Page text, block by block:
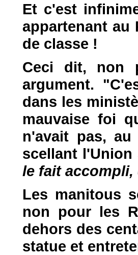
Et c'est
appartenant au
de classe !
Ceci dit, non
argument.
dans les
mauvaise foi
n'avait pas,
scellant l'Union
le fait
Les manitous
non pour les
dehors des
statue et